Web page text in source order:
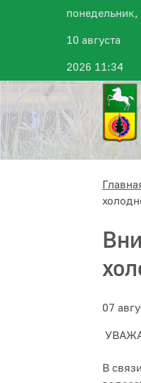
понедельник,
10 августа
2026 11:34
07
В